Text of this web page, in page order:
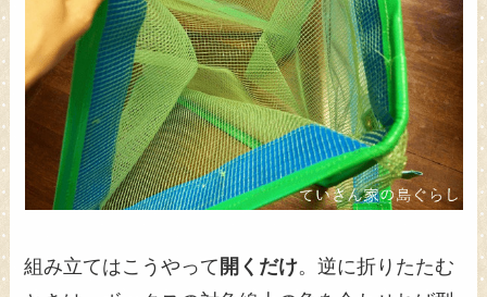
組み立てはこうやって 開くだけ。逆に折りたたむ